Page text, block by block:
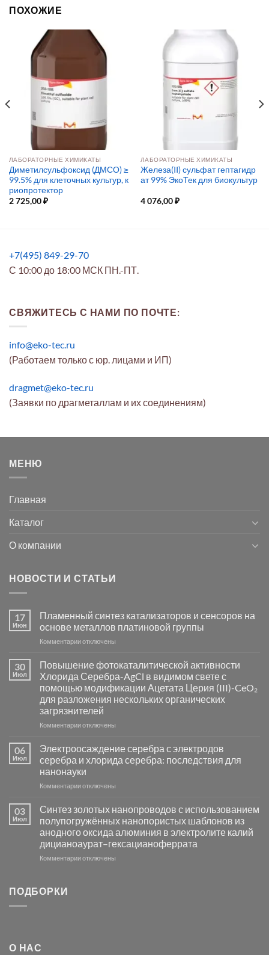
ПОХОЖИЕ
ЛАБОРАТОРНЫЕ ХИМИКАТЫ
Диметилсульфоксид (ДМСО) ≥
99.5% для клеточных культур, к
риопротектор
2 725,00₽
ЛАБОРАТОРНЫЕ ХИМИКАТЫ
Железа(II) сульфат гептагидр
ат 99% ЭкоТек для биокультур
4 076,00₽
+7(495) 849-29-70
С 10:00 до 18:00 МСК ПН.-ПТ.
СВЯЖИТЕСЬ С НАМИ ПО ПОЧТЕ:
info@eko-tec.ru
(Работаем только с юр. лицами и ИП)
dragmet@eko-tec.ru
(Заявки по драгметаллам и их соединениям)
МЕНЮ
Главная
Каталог
О компании
НОВОСТИ И СТАТЬИ
17
Июн
Пламенный синтез катализаторов и сенсоров на
основе металлов платиновой группы
Комментариик
Пламенный
синтез
катализаторов
и
сенсоров
на
основе
группы
отключены
30
Июл
Повышение фотокаталитической активности
Хлорида Серебра-AgCl в видимом свете с
помощью модификации Ацетата Церия (III)-CeO₂
для разложения нескольких органических
загрязнителей
Комментариик
фотокаталитической
активности
Хлорида
Серебра-
в
видимом
свете
с
помощью
модификации
отключены
06
Июл
Электроосаждение серебра с электродов
серебра и хлорида серебра: последствия для
нанонауки
Комментариик
серебра
с
электродов
серебра
и
отключены
03
Июл
Синтез золотых нанопроводов с использованием
полупогружённых нанопористых шаблонов из
анодного оксида алюминия в электролите калий
дицианоаурат–гексацианоферрата
Комментариикотключены
ПОДБОРКИ
О НАС